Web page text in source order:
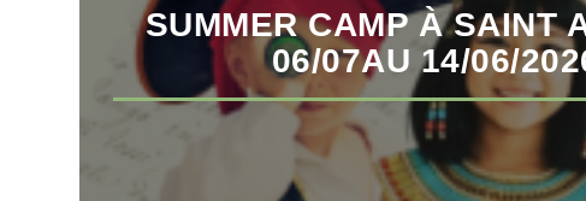
SUMMER CAMP À SAINT
06/07AU 14/06/